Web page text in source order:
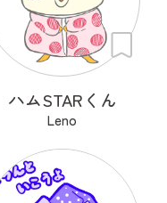
ハムSTARくん
Leno